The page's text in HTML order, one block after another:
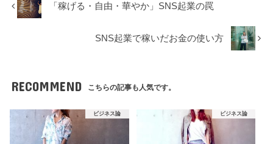
「稼げる・自由・華やか」SNS起業の罠
SNS起業で稼いだお金の使い方
RECOMMEND こちらの記事も人気です。
ビジネス論 ビジネス論